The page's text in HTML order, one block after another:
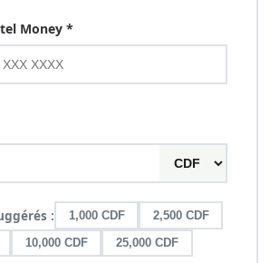
Money *
: 1,000 CDF 2,500 CDF
10,000 CDF 25,000 CDF